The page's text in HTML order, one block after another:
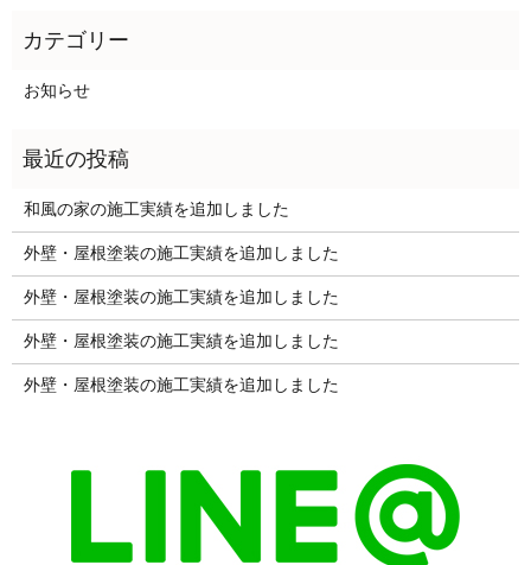
お知らせ
和風の家の施工実績を追加しました
外壁・屋根塗装の施工実績を追加しました
外壁・屋根塗装の施工実績を追加しました
外壁・屋根塗装の施工実績を追加しました
外壁・屋根塗装の施工実績を追加しました